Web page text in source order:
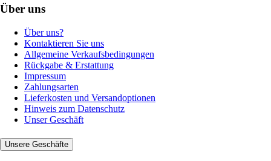
Über uns
Über uns?
Kontaktieren Sie uns
Allgemeine Verkaufsbedingungen
Rückgabe & Erstattung
Impressum
Zahlungsarten
Lieferkosten und Versandoptionen
Hinweis zum Datenschutz
Unser Geschäft
Unsere Geschäfte